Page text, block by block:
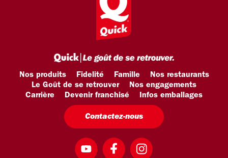
Nos produits Fidelité Famille
Nos restaurants
Le Goût de se retrouver
Nos engagements
Carrière
Devenir franchisé Infos emballages
Contactez-nous